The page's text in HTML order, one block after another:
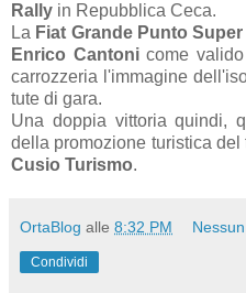
Rally in Repubblica Ceca.
La Fiat Grande Punto Super
Enrico Cantonicome valido
carrozzeria l'immagine
tute di gara.
Una doppia vittoria quindi,
della promozione turistica del
Cusio Turismo.
OrtaBlog alle 8:32 PM
Condividi